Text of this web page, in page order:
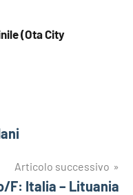
(Ota City
Articolo successivo
F: Italia – Lituania